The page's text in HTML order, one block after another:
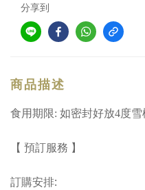
分享到
商品描述
食用期限: 如密封好放4度
【 預訂服務 】
訂購安排: